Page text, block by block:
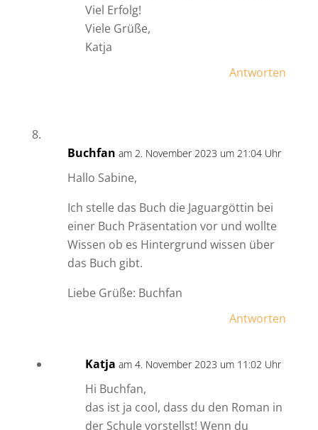
Viel Erfolg!
Viele Grüße,
Katja
Antworten
Buchfan am 2. November 2023 um 21:04 Uhr
Hallo Sabine,
Ich stelle das Buch die Jaguargöttin bei
einer Buch Präsentation vor und wollte
Wissen ob es Hintergrund wissen über
das Buch gibt.
Liebe Grüße: Buchfan
Antworten
Katja am 4. November 2023 um 11:02 Uhr
Hi Buchfan,
das ist ja cool, dass du den Roman in
der Schule vorstellst! Wenn du